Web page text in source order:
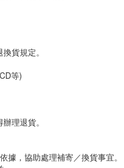
貨規定。
等)
理退貨。
，協助處理補寄／換貨事宜。